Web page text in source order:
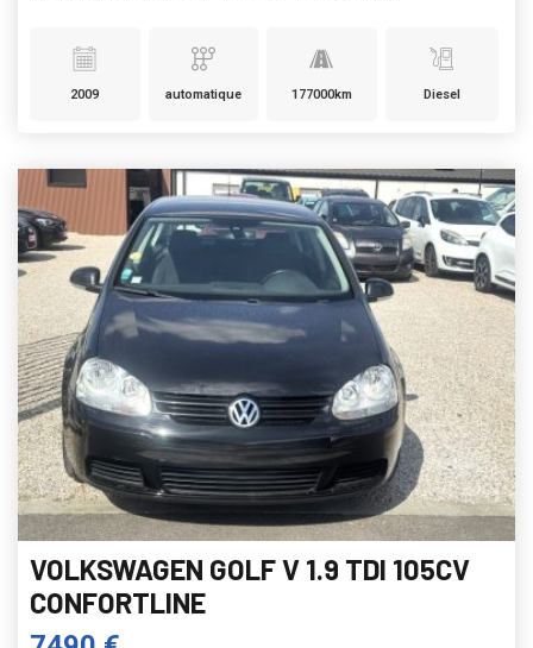
2009 automatique 177000km Diesel
VOLKSWAGEN GOLF V 1.9 TDI 105CV
CONFORTLINE